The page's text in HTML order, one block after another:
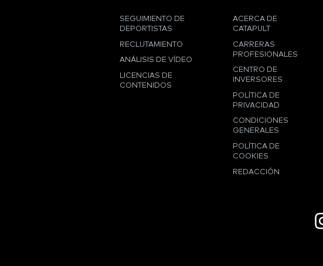
SEGUIMIENTO DE
DEPORTISTAS
RECLUTAMIENTO
ANÁLISIS DE VÍDEO
LICENCIAS DE
CONTENIDOS
ACERCA DE
CATAPULT
CARRERAS
PROFESIONALES
CENTRO DE
INVERSORES
POLÍTICA DE
PRIVACIDAD
CONDICIONES
GENERALES
POLÍTICA DE
COOKIES
REDACCIÓN